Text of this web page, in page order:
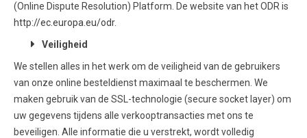
(Online Dispute Resolution) Platform. De website van het ODR is
http://ec.europa.eu/odr.
Veiligheid
We stellen alles in het werk om de veiligheid van de gebruikers
van onze online besteldienst maximaal te beschermen. We
maken gebruik van de SSL-technologie (secure socket layer) om
uw gegevens tijdens alle verkooptransacties met ons te
beveiligen. Alle informatie die u verstrekt, wordt volledig